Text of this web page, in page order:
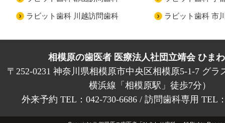
ラビット歯科 川越訪問歯科 ラビット歯科 市
相模原の歯医者 医療法人社団立靖会 ひま
〒252-0231 神奈川県相模原市中央区相模原5-1-7 グラ
横浜線「相模原駅」徒歩7分）
外来予約 TEL：042-730-6686 / 訪問歯科専用 TEL